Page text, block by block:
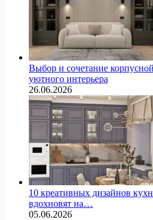
Выбор и сочетание
уютного интерьера
26.06.2026
10 креативных дизайнов
вдохновят на…
05.06.2026